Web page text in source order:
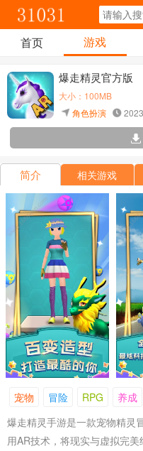
首页 游戏
爆走精灵官方版
大小：100MB
角色扮演
简介 相关游戏
宠物 冒险 RPG
养成
爆走精灵手游是一款宠物精灵
用AR技术，将现实与虚拟完